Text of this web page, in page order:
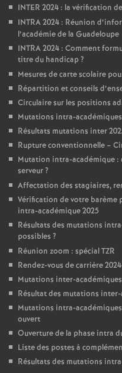
INTER 2024 : la vérification
INTRA 2024 : Réunion
l’académie de la Guadeloupe
INTRA 2024 : Comment
titre du handicap?
Mesures de carte scolaire
Répartition et conseils
Circulaire sur les positions
Mutations intra-
Résultats mutations inter
Rupture conventionnelle –
Mutation intra-académique :
serveur?
Affectation des stagiaires,
Vérification de votre barème
intra-académique 2025
Résultats des mutations
possibles ?
Réunion zoom : spécial TZR
Rendez-vous de carrière
Mutations inter-
Résultat des mutations
Mutations intra-académiques
ouvert
Ouverture de la phase intra
Liste des postes à
Résultats des mutations